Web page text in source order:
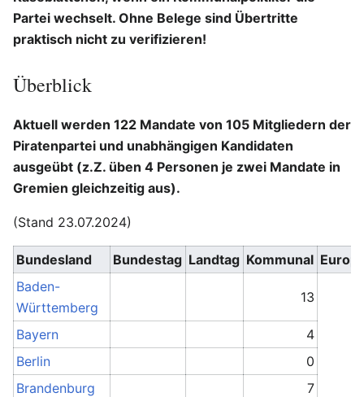
Partei wechselt. Ohne Belege sind Übertritte
praktisch nicht zu verifizieren!
Überblick
Aktuell werden 122 Mandate von 105 Mitgliedern der
Piratenpartei und unabhängigen Kandidaten
ausgeübt (z.Z. üben 4 Personen je zwei Mandate in
Gremien gleichzeitig aus).
(Stand 23.07.2024)
Bundesland Bundestag Landtag Kommunal
Baden-
Württemberg
13
Bayern
4
Berlin
0
Brandenburg
7